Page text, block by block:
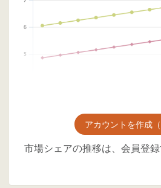
アカウントを作成（
市場シェアの推移は、会員登